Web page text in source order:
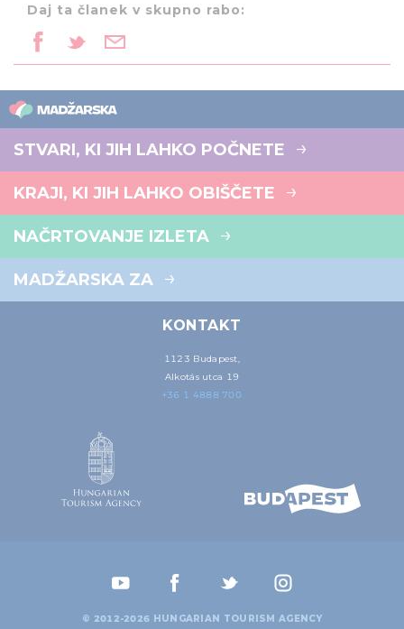
Daj ta članek v skupno rabo:
STVARI, KI JIH LAHKO POČNETE
KRAJI, KI JIH LAHKO OBIŠČETE
NAČRTOVANJE IZLETA
MADŽARSKA ZA
KONTAKT
1123 Budapest,
Alkotás utca 19
+36 1 4888 700
© 2012-2026 HUNGARIAN TOURISM AGENCY